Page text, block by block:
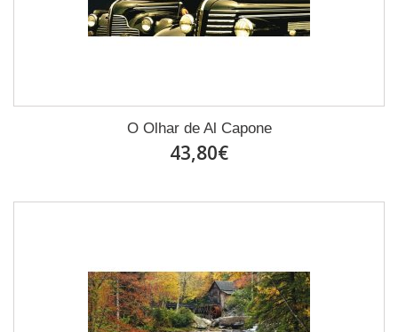
O Olhar de Al Capone
43,80€